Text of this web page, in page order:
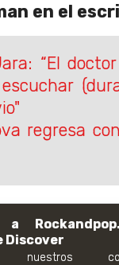
en el
“El
regresa
a
Discover
nuestros